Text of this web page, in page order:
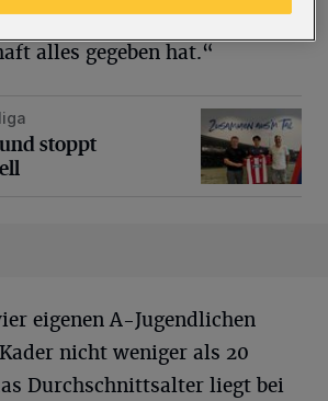
kommen, sagen, dass unsere
alles gegeben hat.“
stoppt Transferkarussell
stoppt
eigenen A-Jugendlichen
nicht weniger als 20
Durchschnittsalter liegt bei